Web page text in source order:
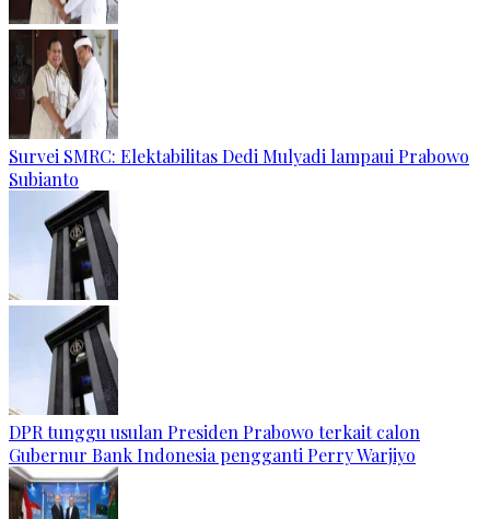
Survei SMRC: Elektabilitas Dedi Mulyadi lampaui Prabowo
Subianto
DPR tunggu usulan Presiden Prabowo terkait calon
Gubernur Bank Indonesia pengganti Perry Warjiyo